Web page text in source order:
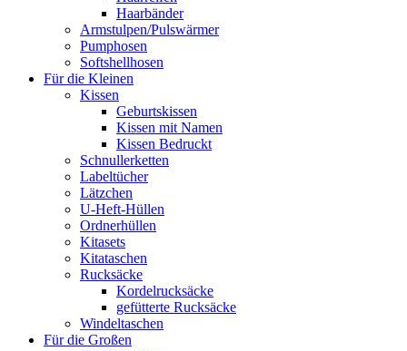
Haarbänder
Armstulpen/Pulswärmer
Pumphosen
Softshellhosen
Für die Kleinen
Kissen
Geburtskissen
Kissen mit Namen
Kissen Bedruckt
Schnullerketten
Labeltücher
Lätzchen
U-Heft-Hüllen
Ordnerhüllen
Kitasets
Kitataschen
Rucksäcke
Kordelrucksäcke
gefütterte Rucksäcke
Windeltaschen
Für die Großen